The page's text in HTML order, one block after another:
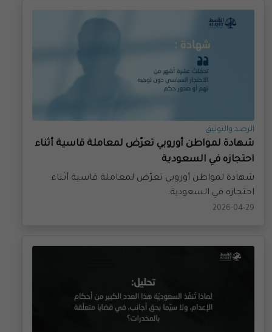
شهادة لمواطن أوروبي تعرّض لمعاملة قاسية أثناء
احتجازه في السعودية
شهادة لمواطن أوروبي تعرّض لمعاملة قاسية أثناء
احتجازه في السعودية.
2026-04-29